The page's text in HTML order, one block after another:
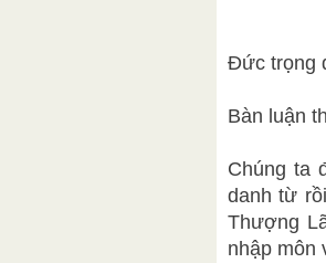
Đức trọng
Bàn luận
Chúng ta
danh từ
Thượng
nhập môn